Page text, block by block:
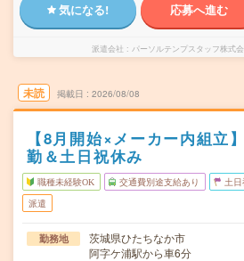
気になる! 応募へ進む
派遣会社 パーソルテンプスタッフ株式
未読 掲載日 2026/08/08
【8月開始×メーカー内組立
勤＆土日祝休み
職種未経験OK 交通費別途支給あり 土
派遣
勤務地
茨城県ひたちなか市
阿字ケ浦駅から車6分